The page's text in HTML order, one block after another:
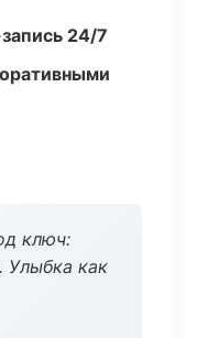
24/7
ключ:
Улыбка как